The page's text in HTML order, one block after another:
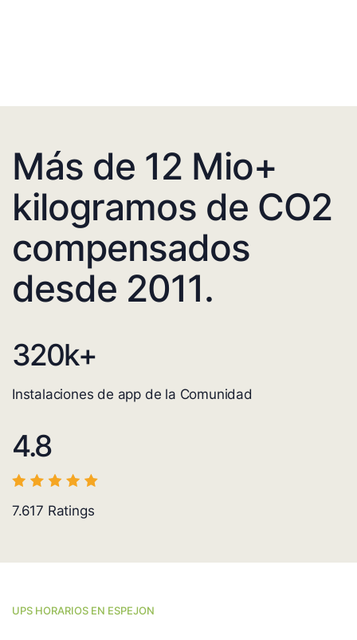
Más de 12 Mio+
kilogramos de CO2
compensados
desde 2011.
320k+
Instalaciones de app de la Comunidad
4.8
7.617 Ratings
UPS HORARIOS EN ESPEJON